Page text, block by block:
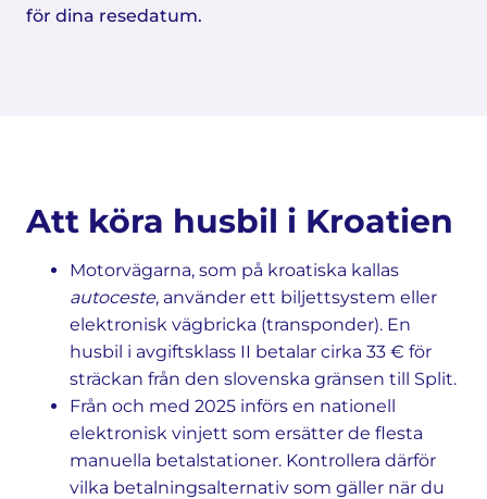
för dina resedatum.
Att köra husbil i Kroatien
Motorvägarna, som på kroatiska kallas
autoceste, använder ett biljettsystem eller
elektronisk vägbricka (transponder). En
husbil i avgiftsklass II betalar cirka 33 € för
sträckan från den slovenska gränsen till Split.
Från och med 2025 införs en nationell
elektronisk vinjett som ersätter de flesta
manuella betalstationer. Kontrollera därför
vilka betalningsalternativ som gäller när du